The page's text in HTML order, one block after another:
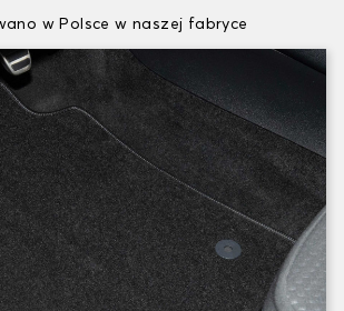
w Polsce w naszej fabryce